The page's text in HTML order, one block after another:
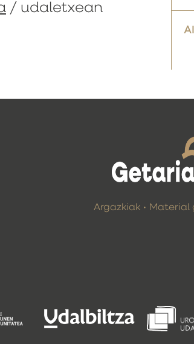
/ udaletxean
Argazkiak Material